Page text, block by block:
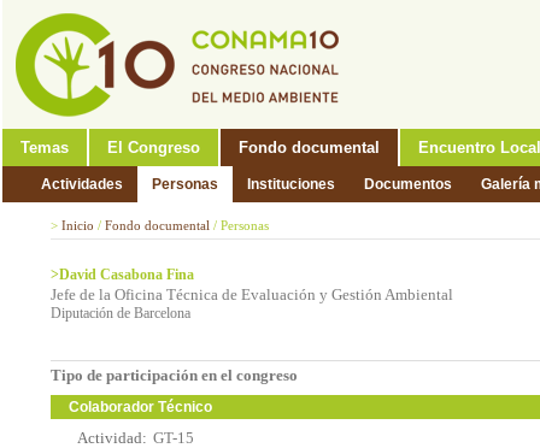
Temas El Congreso Fondo documental Encuentro Local
Actividades Personas Instituciones Documentos Galería
> Inicio / Fondo documental / Personas
>David Casabona Fina
Jefe de la Oficina Técnica de Evaluación y Gestión Ambiental
Diputación de Barcelona
Tipo de participación en el congreso
Colaborador Técnico
Actividad: GT-15